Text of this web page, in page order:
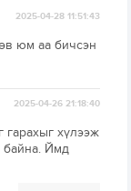
2025-04-28 11:51:43
юм аа бичсэн
2025-04-26 21:18:40
гарахыг хүлээж
байна. Ймд